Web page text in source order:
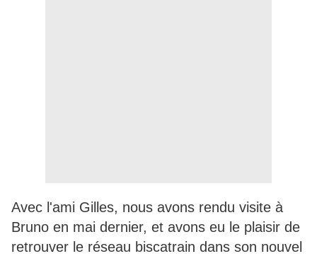
Avec l'ami Gilles, nous avons rendu visite à
Bruno en mai dernier, et avons eu le plaisir de
retrouver le réseau biscatrain dans son nouvel